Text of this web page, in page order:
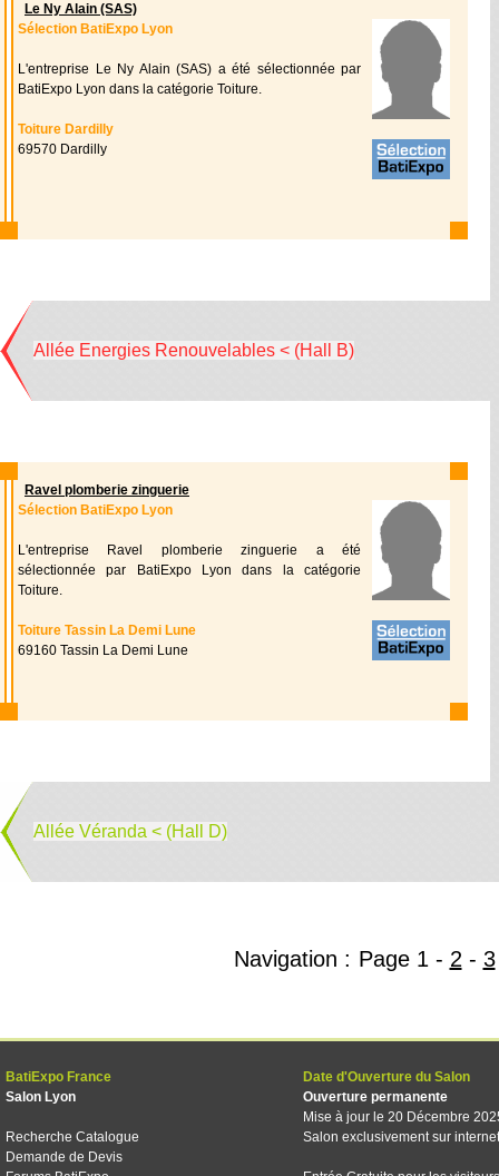
Le Ny Alain (SAS)
Sélection BatiExpo Lyon
L'entreprise Le Ny Alain (SAS) a été sélectionnée par
BatiExpo Lyon dans la catégorie Toiture.
Toiture Dardilly
69570 Dardilly
Allée Energies Renouvelables < (Hall B)
Ravel plomberie zinguerie
Sélection BatiExpo Lyon
L'entreprise Ravel plomberie zinguerie a été
sélectionnée par BatiExpo Lyon dans la catégorie
Toiture.
Toiture Tassin La Demi Lune
69160 Tassin La Demi Lune
Allée Véranda < (Hall D)
Navigation : Page 1 - 2 - 3
BatiExpo France
Salon Lyon
Recherche Catalogue
Demande de Devis
Date d'Ouverture du Salon
Ouverture permanente
Mise à jour le 20 Décembre
Salon exclusivement sur internet